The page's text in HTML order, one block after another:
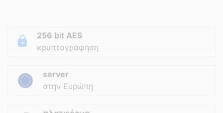
256 bit AES
κρυπτογράφηση
server
στην Ευρώπη